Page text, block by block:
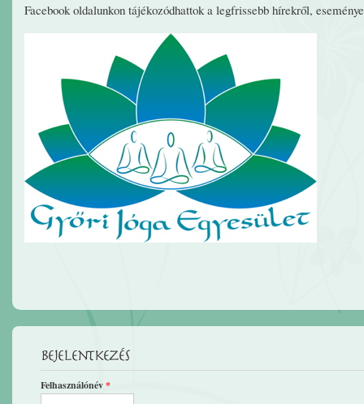
Facebook oldalunkon tájékozódhattok a legfrissebb hírekről,
Bejelentkezés
Felhasználónév*